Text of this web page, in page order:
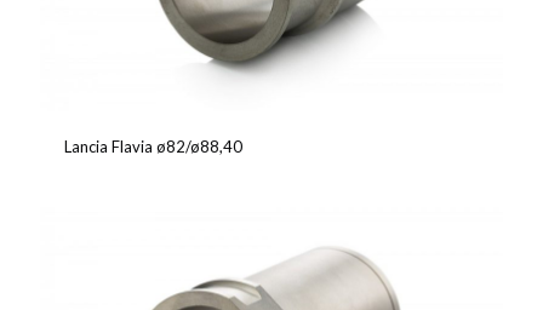
Lancia Flavia ø82/ø88,40